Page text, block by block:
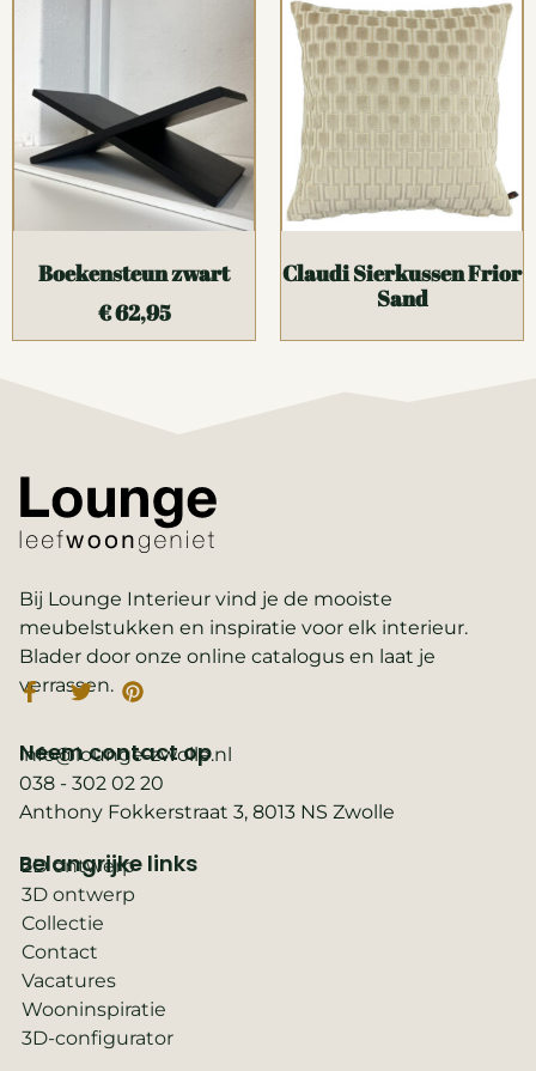
Boekensteun zwart
€62,95
Claudi Sierkussen Frior
Sand
Bij Lounge Interieur vind je de mooiste
meubelstukken en inspiratie voor elk interieur.
Blader door onze online catalogus en laat je
verrassen.
Belangrijke links
2D ontwerp
3D ontwerp
Collectie
Contact
Vacatures
Wooninspiratie
3D-configurator
Neem contact op
info@lounge-zwolle.nl
038 - 302 02 20
Anthony Fokkerstraat 3, 8013 NS Zwolle